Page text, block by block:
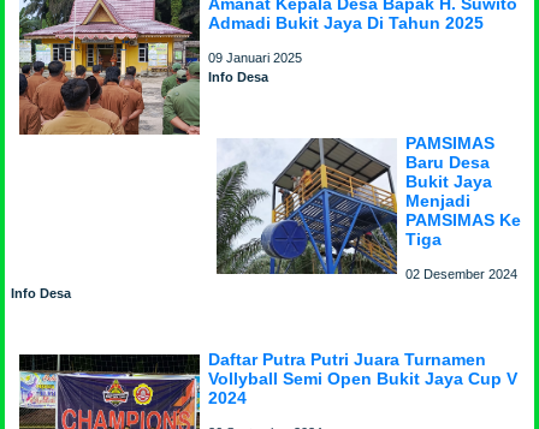
Admadi Bukit Jaya Di Tahun 2025
09 Januari 2025
Info Desa
PAMSIMAS
Baru Desa
Bukit Jaya
Menjadi
PAMSIMAS Ke
Tiga
02 Desember 2024
Info Desa
Daftar Putra Putri Juara Turnamen
Vollyball Semi Open Bukit Jaya Cup V
2024